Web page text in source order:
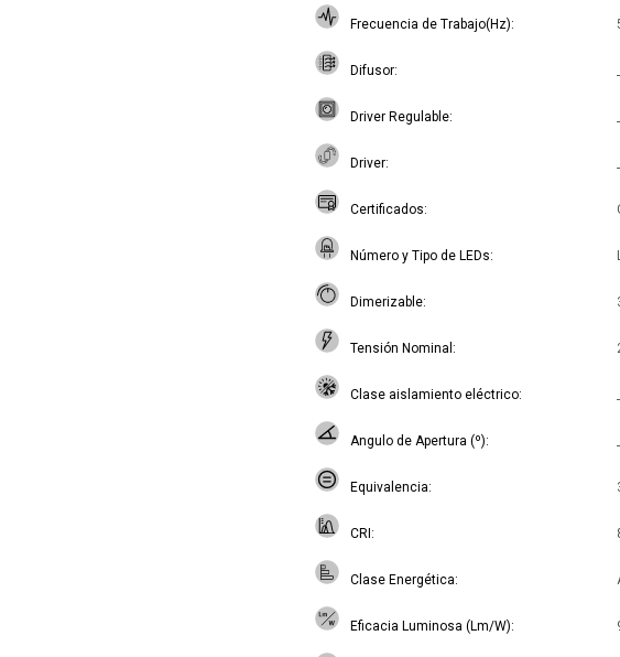
Frecuencia de Trabajo(Hz)
Difusor
Driver Regulable
Driver
Certificados
Número y Tipo de LEDs
Dimerizable
Tensión Nominal
Clase aislamiento eléctrico
Angulo de Apertura (º)
Equivalencia
CRI
Clase Energética
Eficacia Luminosa (Lm/W)